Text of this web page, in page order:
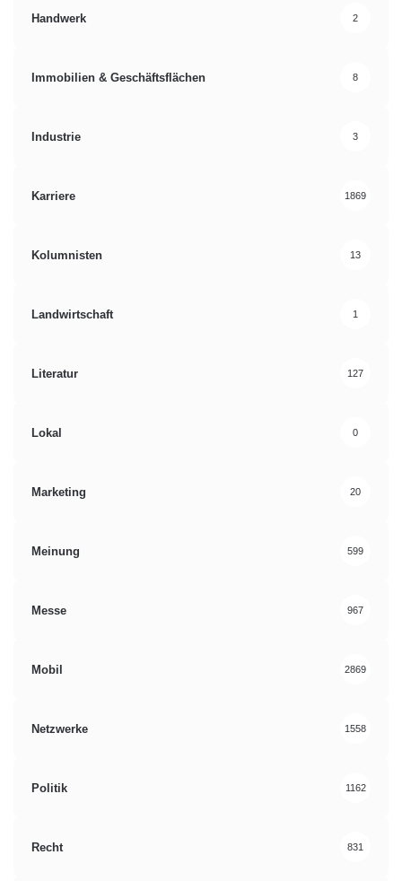
Handwerk 2
Immobilien & Geschäftsflächen 8
Industrie 3
Karriere 1869
Kolumnisten 13
Landwirtschaft 1
Literatur 127
Lokal 0
Marketing 20
Meinung 599
Messe 967
Mobil 2869
Netzwerke 1558
Politik 1162
Recht 831